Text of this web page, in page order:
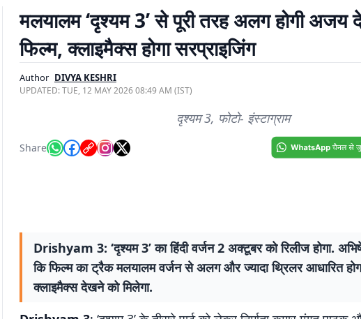
मलयालम ‘दृश्यम 3’ से पूरी तरह अलग होगी अजय
फिल्म, क्लाइमैक्स होगा सरप्राइजिंग
Author DIVYA KESHRI
UPDATED:TUE, 12 MAY 2026 08:49 AM (IST)
दृश्यम 3, फोटो- इंस्टाग्राम
Share
Drishyam 3: ‘दृश्यम 3’ का हिंदी वर्जन 2 अक्टूबर को रिलीज होगा.
कि फिल्म का ट्रैक मलयालम वर्जन से अलग और ज्यादा थ्रिलर आधारित
क्लाइमैक्स देखने को मिलेगा.